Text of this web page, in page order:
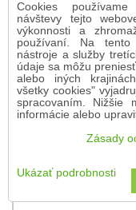
Cookies
návštevy tejto
výkonnosti a
používaní. Na
nástroje a služby
údaje sa môžu
alebo iných
všetky cookies"
spracovaním. Nižšie
informácie alebo
Zásady
Ukázať podrobnosti